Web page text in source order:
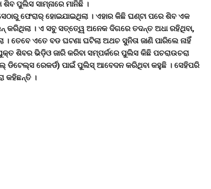
ପୁଲିସ ସାମ୍ନାରେ ମାନିଛି ।
ଫେରାର୍ ହୋଇଯାଇଥିଲା । ଏହାର କିଛି ଘଣ୍ଟା ପରେ ଶିବ ଏକ
କରିଥିଲା । ଏ ସବୁ ସତ୍ତେ୍ୱ ଅନେକ ଦିଗରେ ତଦନ୍ତ ଅଧା ରହିଥିବା,
ତେବେ ଏତେ ବଡ ଘଟଣା ଘଟିଲା ଅଥଚ ସୁନିତା ଜାଣି ପାରିଲେ ନାହିଁ
ଶିବର ଭିଡ଼ିଓ ଜାରି କରିବା ସମ୍ପର୍କରେ ପୁଲିସ କିଛି ପଚରାଉଚରା
ଡିଟେଲ୍ସ ରେକର୍ଡ) ପାଇଁ ପୁଲିସ୍ ଆବେଦନ କରିଥିବା କହୁଛି । ସେହିପରି
କହିଛନ୍ତି ।